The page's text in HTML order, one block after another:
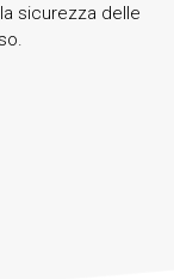
sicurezza delle